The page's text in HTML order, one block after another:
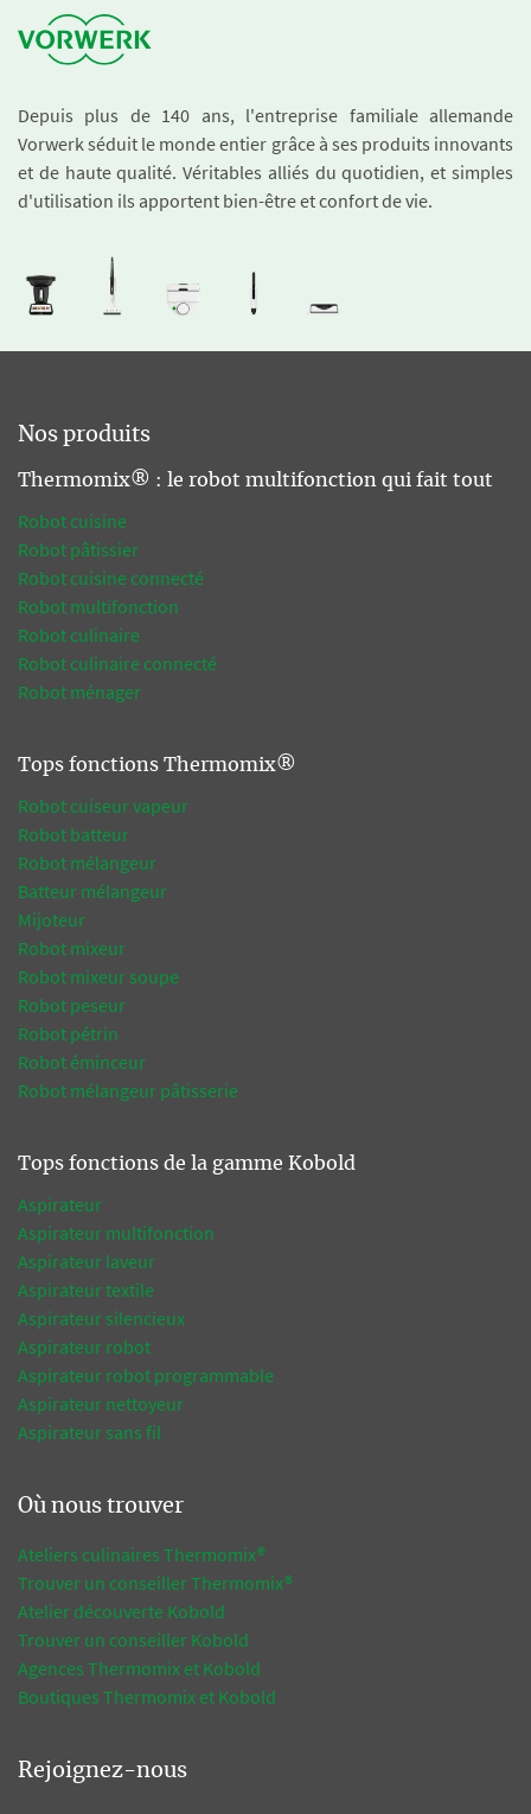
Depuis plus de 140 ans, l'entreprise familiale allemande
Vorwerk séduit le monde entier grâce à ses produits innovants
et de haute qualité. Véritables alliés du quotidien, et simples
d'utilisation ils apportent bien-être et confort de vie.
Nos produits
Thermomix® : le robot multifonction qui fait tout
Robot cuisine
Robot pâtissier
Robot cuisine connecté
Robot multifonction
Robot culinaire
Robot culinaire connecté
Robot ménager
Tops fonctions Thermomix®
Robot cuiseur vapeur
Robot batteur
Robot mélangeur
Batteur mélangeur
Mijoteur
Robot mixeur
Robot mixeur soupe
Robot peseur
Robot pétrin
Robot éminceur
Robot mélangeur pâtisserie
Tops fonctions de la gamme Kobold
Aspirateur
Aspirateur multifonction
Aspirateur laveur
Aspirateur textile
Aspirateur silencieux
Aspirateur robot
Aspirateur robot programmable
Aspirateur nettoyeur
Aspirateur sans fil
Où nous trouver
Ateliers culinaires Thermomix®
Trouver un conseiller Thermomix®
Atelier découverte Kobold
Trouver un conseiller Kobold
Agences Thermomix et Kobold
Boutiques Thermomix et Kobold
Rejoignez-nous